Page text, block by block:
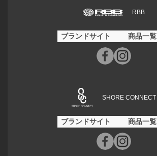
RBB
ブランドサイト 商品一覧
SHORE CONNECT
ブランドサイト 商品一覧